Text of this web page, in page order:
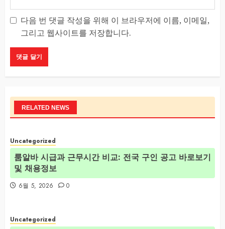
다음 번 댓글 작성을 위해 이 브라우저에 이름, 이메일,
그리고 웹사이트를 저장합니다.
RELATED NEWS
Uncategorized
룸알바 시급과 근무시간 비교: 전국 구인 공고 바로보기
및 채용정보
6월 5, 2026 0
Uncategorized